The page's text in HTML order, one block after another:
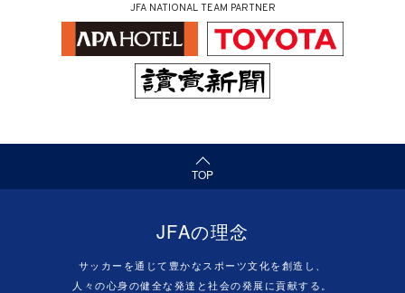
JFA NATIONAL TEAM PARTNER
TOP
（ページの先頭へ）
JFAの理念
サッカーを通じて豊かなスポーツ文化を創造し、
人々の心身の健全な発達と社会の発展に貢献する。